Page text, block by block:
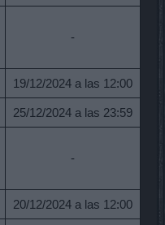
-
19/12/2024 a las 12:00
25/12/2024 a las 23:59
-
20/12/2024 a las 12:00